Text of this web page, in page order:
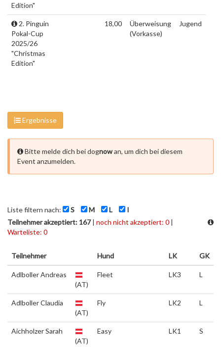
Edition"
2. Pinguin
Pokal-Cup
2025/26
"Christmas
Edition"
18,00
Überweisung
(Vorkasse)
Jugend
Ergebnisse
Bitte melde dich bei dognowan, um dich bei diesem
Event anzumelden.
Liste filtern nach: S M L
I
Teilnehmer akzeptiert: 167| noch nicht akzeptiert: 0 |
Warteliste: 0
Teilnehmer Hund LK GK
Adlboller Andreas
(AT)
Fleet LK3 L
Adlboller Claudia
(AT)
Fly LK2 L
Aichholzer Sarah
(AT)
Easy LK1 S